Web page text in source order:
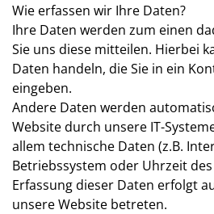
Wie erfassen wir Ihre Daten?
Ihre Daten werden zum einen
Sie uns diese mitteilen. Hierbei
Daten handeln, die Sie in ein
eingeben.
Andere Daten werden
Website durch unsere IT-
allem technische Daten (z.B.
Betriebssystem oder Uhrzeit
Erfassung dieser Daten erfolgt
unsere Website betreten.